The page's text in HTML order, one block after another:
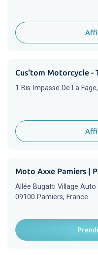
Cus'tom Motorcycle -
1 Bis Impasse De La
Moto Axxe Pamiers |
Allée Bugatti Village Auto
09100 Pamiers, France